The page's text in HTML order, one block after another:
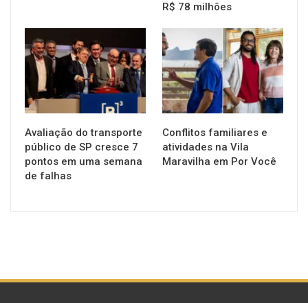
R$ 78 milhões
NOTÍCIAS
Avaliação do transporte
público de SP cresce 7
pontos em uma semana
de falhas
NOTÍCIAS
Conflitos familiares e
atividades na Vila
Maravilha em Por Você